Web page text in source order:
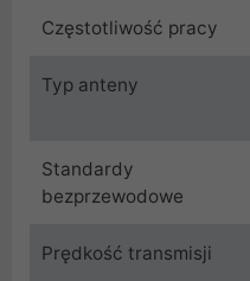
Częstotliwość pracy
Typ anteny
Standardy
bezprzewodowe
Prędkość transmisji